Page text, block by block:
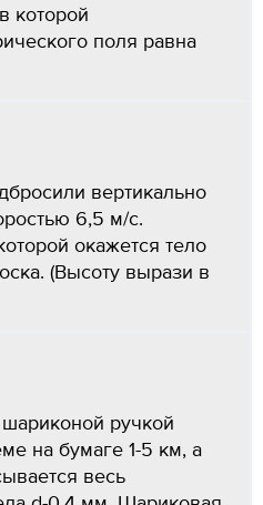
которой
поля равна
вертикально
6,5 м/с.
окажется тело
(Высоту вырази в
ручкой
на бумаге 1-5 км, а
весь